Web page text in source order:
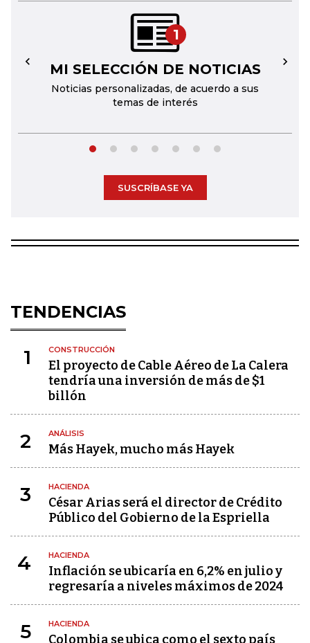
1
MI SELECCIÓN DE NOTICIAS
Noticias personalizadas, de acuerdo a sus
temas de interés
← →
SUSCRÍBASE YA
TENDENCIAS
1 CONSTRUCCIÓN
El proyecto de Cable Aéreo de La Calera
tendría una inversión de más de $1
billón
2 ANÁLISIS
Más Hayek, mucho más Hayek
3 HACIENDA
César Arias será el director de Crédito
Público del Gobierno de la Espriella
4 HACIENDA
Inflación se ubicaría en 6,2% en julio y
regresaría a niveles máximos de 2024
5 HACIENDA
Colombia se ubica como el sexto país